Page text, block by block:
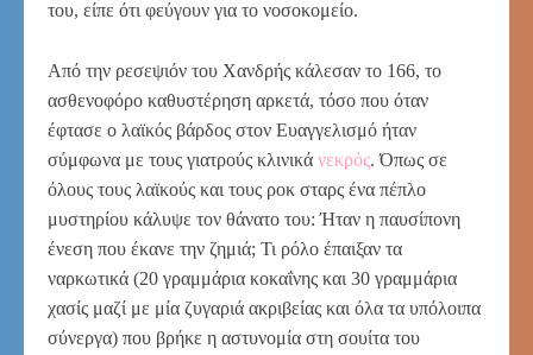
του, είπε ότι φεύγουν για το νοσοκομείο.
Από την ρεσεψιόν του Χανδρής κάλεσαν το 166, το
ασθενοφόρο καθυστέρηση αρκετά, τόσο που όταν
έφτασε ο λαϊκός βάρδος στον Ευαγγελισμό ήταν
σύμφωνα με τους γιατρούς κλινικά νεκρός. Όπως σε
όλους τους λαϊκούς και τους ροκ σταρς ένα πέπλο
μυστηρίου κάλυψε τον θάνατο του: Ήταν η παυσίπονη
ένεση που έκανε την ζημιά; Τι ρόλο έπαιξαν τα
ναρκωτικά (20 γραμμάρια κοκαΐνης και 30 γραμμάρια
χασίς μαζί με μία ζυγαριά ακριβείας και όλα τα υπόλοιπα
σύνεργα) που βρήκε η αστυνομία στη σουίτα του